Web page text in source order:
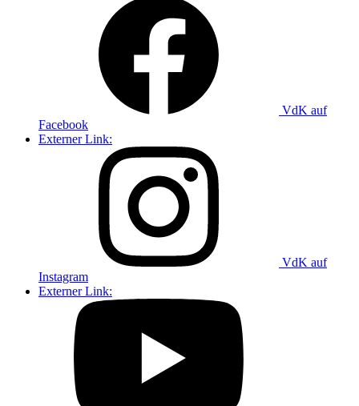
VdK auf
Facebook
Externer Link:
VdK auf
Instagram
Externer Link: